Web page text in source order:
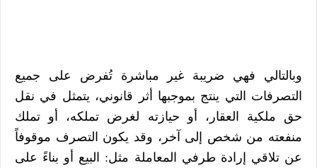
وبالتالي فهي ضريبة غير مباشرة تُفرض على جميع
التصرفات التي ينتج بموجبها أثر قانوني، يتمثل في نقل
حق ملكية العقار، أو حيازته لغرض تملكه، أو تملك
منفعته من شخص إلى آخر، وقد يكون التصرف موقوفاً
عن تلاقي إرادة طرفي المعاملة مثل: البيع أو بناءً على